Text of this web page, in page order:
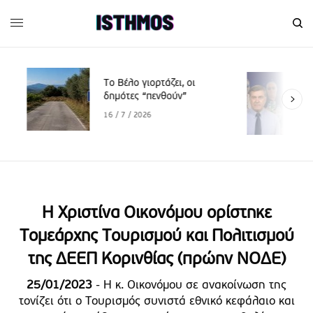
Το Βέλο γιορτάζει, οι
δημότες “πενθούν”
16 / 7 / 2026
H Χριστίνα Οικονόμου ορίστηκε
Τομεάρχης Τουρισμού και Πολιτισμού
της ΔΕΕΠ Κορινθίας (πρώην ΝΟΔΕ)
25/01/2023 - Η κ. Οικονόμου σε ανακοίνωση της
τονίζει ότι ο Τουρισμός συνιστά εθνικό κεφάλαιο και